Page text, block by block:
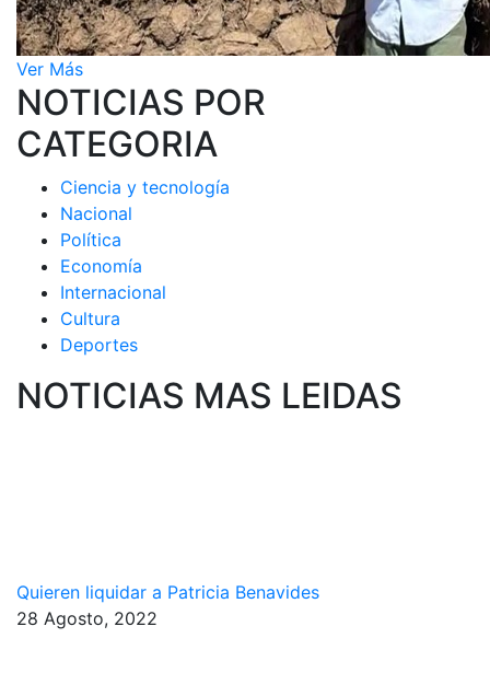
Ver Más
NOTICIAS POR
CATEGORIA
Ciencia y tecnología
Nacional
Política
Economía
Internacional
Cultura
Deportes
NOTICIAS MAS LEIDAS
Quieren liquidar a Patricia Benavides
28 Agosto, 2022